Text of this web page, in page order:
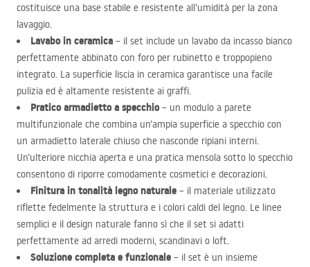
costituisce una base stabile e resistente all’umidità per la zona
lavaggio.
Lavabo in ceramica – il set include un lavabo da incasso bianco
perfettamente abbinato con foro per rubinetto e troppopieno
integrato. La superficie liscia in ceramica garantisce una facile
pulizia ed è altamente resistente ai graffi.
Pratico armadietto a specchio– un modulo a parete
multifunzionale che combina un’ampia superficie a specchio con
un armadietto laterale chiuso che nasconde ripiani interni.
Un’ulteriore nicchia aperta e una pratica mensola sotto lo specchio
consentono di riporre comodamente cosmetici e decorazioni.
Finitura in tonalità legno naturale – il materiale utilizzato
riflette fedelmente la struttura e i colori caldi del legno. Le linee
semplici e il design naturale fanno sì che il set si adatti
perfettamente ad arredi moderni, scandinavi o loft.
Soluzione completa e funzionale – il set è un insieme